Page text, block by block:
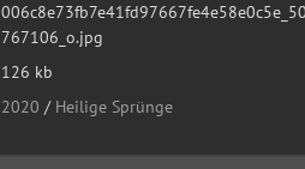
767106_o.jpg
126 kb
2020 / Heilige Sprünge